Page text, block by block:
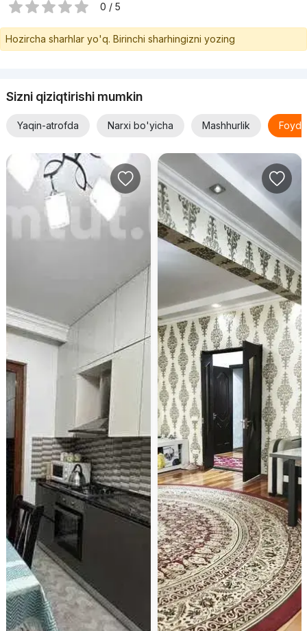
0 / 5
Hozircha sharhlar yo'q. Birinchi sharhingizni yozing
Sizni qiziqtirishi mumkin
Yaqin-atrofda Narxi bo'yicha Mashhurlik